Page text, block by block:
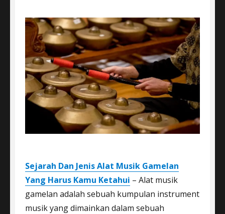
Sejarah Dan Jenis Alat Musik Gamelan
Yang Harus Kamu Ketahui – Alat musik
gamelan adalah sebuah kumpulan instrument
musik yang dimainkan dalam sebuah